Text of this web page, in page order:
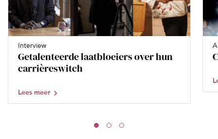
Interview
Getalenteerde laatbloeiers over hun
carrièreswitch
Lees meer